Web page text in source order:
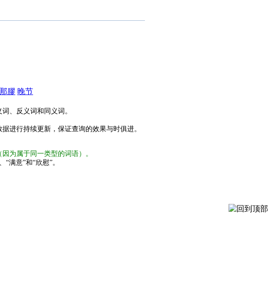
那膠 晚节
、反义词和同义词。
进行持续更新，保证查询的效果与时俱进。
为属于同一类型的词语）。
满意”和“欣慰”。